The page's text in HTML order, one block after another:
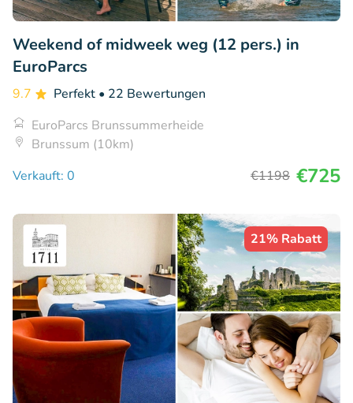
Weekend of midweek weg (12 pers.) in
EuroParcs
9.7 Perfekt • 22 Bewertungen
EuroParcs Brunssummerheide
Brunssum (10km)
Verkauft: 0
€1198 €725
21% Rabatt